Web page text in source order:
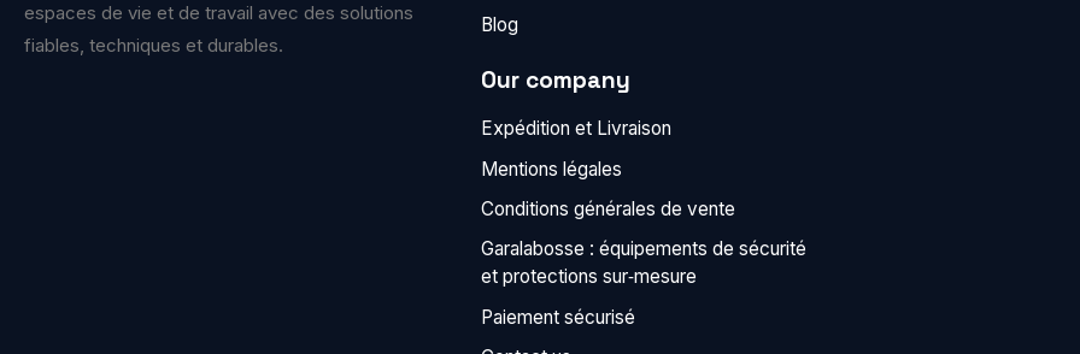
espaces de vie et de travail avec des solutions
fiables, techniques et durables.
Blog
Our company
Expédition et Livraison
Mentions légales
Conditions générales de vente
Garalabosse : équipements de sécurité
et protections sur‑mesure
Paiement sécurisé